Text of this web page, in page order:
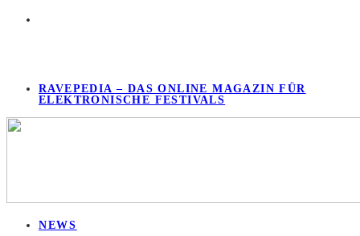
RAVEPEDIA – DAS ONLINE MAGAZIN FÜR
ELEKTRONISCHE FESTIVALS
NEWS